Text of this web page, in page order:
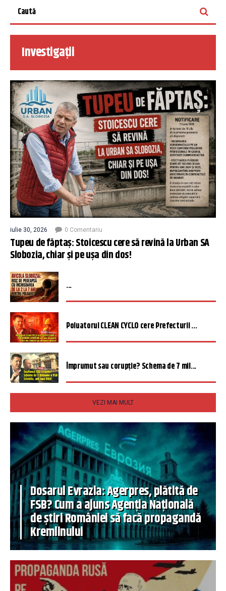
Investigații
iulie 30, 2026 0 Comentariu
Tupeu de făptaș: Stoicescu cere să revină la Urban SA
Slobozia, chiar și pe ușa din dos!
...
Poluatorul CLEAN CYCLO cere Prefecturii ...
Împrumut sau corupție? Schema de 7 mil...
VEZI MAI MULT
Dosarul Evrazia: Agerpres, plătită de
FSB? Cum a ajuns Agenția Națională
de știri României să facă propagandă
Kremlinului